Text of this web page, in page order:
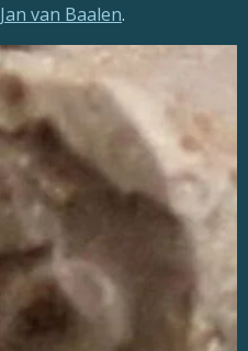
Jan van Baalen.